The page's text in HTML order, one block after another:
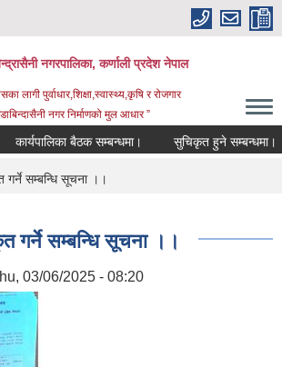
नगरपालिका, कर्णाली प्रदेश नेपाल
लागी पुर्वाधार,शिक्षा,स्वास्थ्य,कृषि र रोजगार
नगर निर्माणको मुल आधार ”
कार्यपालिका बैठक सम्बन्धमा। सुचिकृत हुने सम्बन्धमा।
गर्ने सम्बन्धि सूचना ।।
गर्ने सम्बन्धि सूचना ।।
03/06/2025 - 08:20